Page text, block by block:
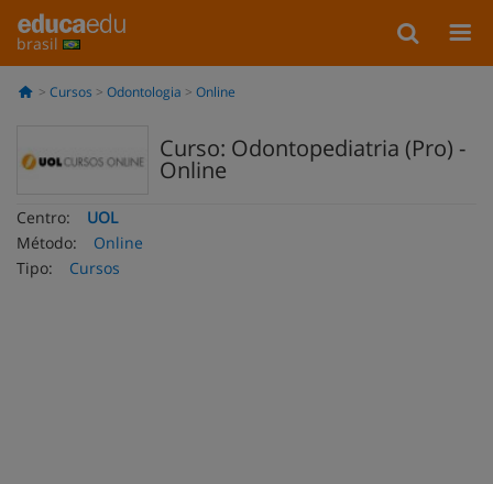
brasil
Cursos Odontologia Online
Curso: Odontopediatria (Pro) -
Online
Centro:
UOL
Método:
Online
Tipo:
Cursos